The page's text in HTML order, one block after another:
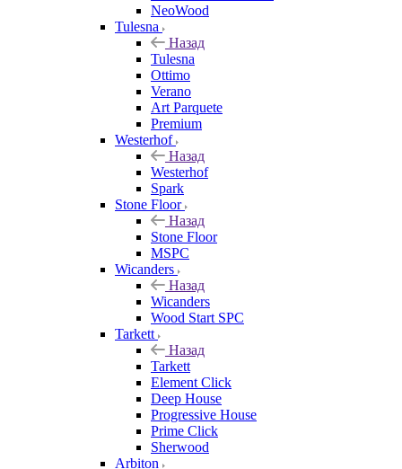
NeoWood
Tulesna
Назад
Tulesna
Ottimo
Verano
Art Parquete
Premium
Westerhof
Назад
Westerhof
Spark
Stone Floor
Назад
Stone Floor
MSPC
Wicanders
Назад
Wicanders
Wood Start SPC
Tarkett
Назад
Tarkett
Element Click
Deep House
Progressive House
Prime Click
Sherwood
Arbiton